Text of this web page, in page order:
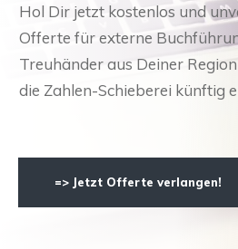
Hol Dir jetzt kostenlos und
Offerte für externe
Treuhänder aus Deiner
die Zahlen-Schieberei künftig
=> Jetzt Offerte verlangen!